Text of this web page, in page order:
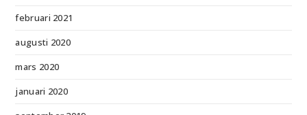
februari 2021
augusti 2020
mars 2020
januari 2020